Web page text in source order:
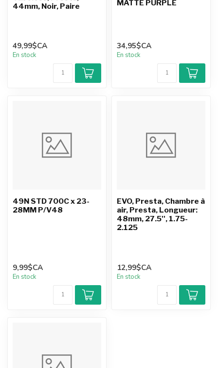
44mm, Noir, Paire
49,99$CA
En stock
MATTE PURPLE
34,95$CA
En stock
49N STD 700C x 23-
28MM P/V48
9,99$CA
En stock
EVO, Presta, Chambre à
air, Presta, Longueur:
48mm, 27.5'', 1.75-
2.125
12,99$CA
En stock